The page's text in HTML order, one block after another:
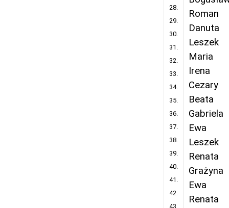
28.
29.
30.
31.
32.
33.
34.
35.
36.
37.
38.
39.
40.
41.
42.
43.
Roman
Danuta
Leszek
Maria
Irena
Cezary
Beata
Gabriela
Ewa
Leszek
Renata
Grażyna
Ewa
Renata